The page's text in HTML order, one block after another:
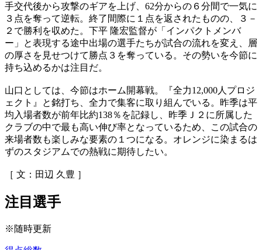
手交代後から攻撃のギアを上げ、62分からの６分間で一気に
３点を奪って逆転。終了間際に１点を返されたものの、３－
２で勝利を収めた。下平 隆宏監督が「インパクトメンバ
ー」と表現する途中出場の選手たちが試合の流れを変え、層
の厚さを見せつけて勝点３を奪っている。その勢いを今節に
持ち込めるかは注目だ。
山口としては、今節はホーム開幕戦。『全力12,000人プロジ
ェクト』と銘打ち、全力で集客に取り組んでいる。昨季は平
均入場者数が前年比約138％を記録し、昨季Ｊ２に所属した
クラブの中で最も高い伸び率となっているため、この試合の
来場者数も楽しみな要素の１つになる。オレンジに染まるは
ずのスタジアムでの熱戦に期待したい。
［ 文：田辺 久豊 ］
注目選手
※随時更新